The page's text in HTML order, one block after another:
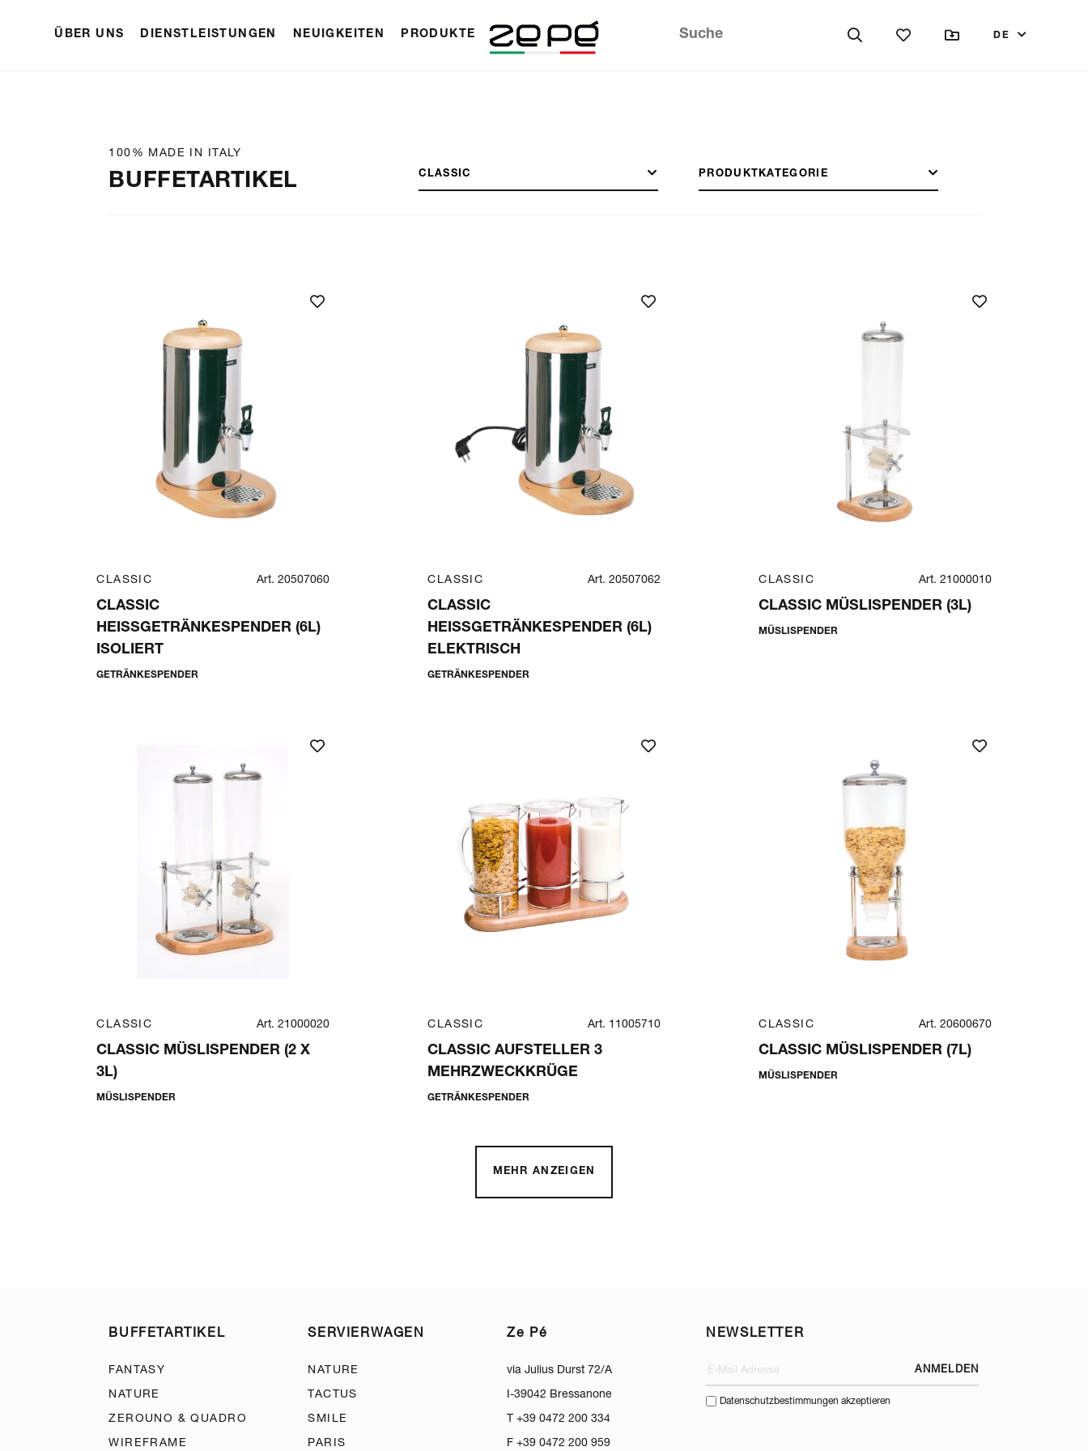
ÜBER UNS DIENSTLEISTUNGEN NEUIGKEITEN PRODUKTE DE
100% MADE IN ITALY
BUFFETARTIKEL CLASSIC PRODUKTKATEGORIE
CLASSIC Art. 20507060
CLASSIC
HEISSGETRÄNKESPENDER (6L) I
SOLIERT
GETRÄNKESPENDER
CLASSIC Art. 20507062
CLASSIC
HEISSGETRÄNKESPENDER (6L) E
LEKTRISCH
GETRÄNKESPENDER
CLASSIC Art. 21000010
CLASSIC MÜSLISPENDER (3L)
MÜSLISPENDER
CLASSIC Art. 21000020
CLASSIC MÜSLISPENDER (2 X
3L)
MÜSLISPENDER
CLASSIC Art. 11005710
CLASSIC AUFSTELLER 3
MEHRZWECKKRÜGE
GETRÄNKESPENDER
CLASSIC Art. 20600670
CLASSIC MÜSLISPENDER (7L)
MÜSLISPENDER
MEHR ANZEIGEN
BUFFETARTIKEL
FANTASY
NATURE
ZEROUNO & QUADRO
WIREFRAME
SERVIERWAGEN
NATURE
TACTUS
SMILE
PARIS
Ze Pé
via Julius Durst 72/A
I-39042 Bressanone
T +39 0472 200 334
F +39 0472 200 959
NEWSLETTER
ANMELDEN
Datenschutzbestimmungen akzeptieren